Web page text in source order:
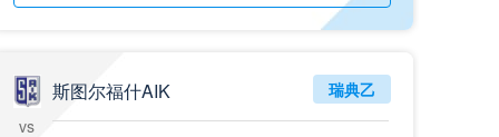
斯图尔福什AIK
vs
瑞典乙